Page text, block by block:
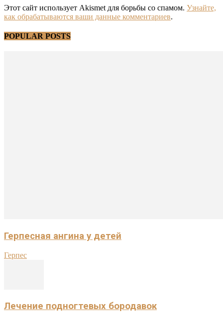
Этот сайт использует Akismet для борьбы со спамом. Узнайте,
как обрабатываются ваши данные комментариев.
POPULAR POSTS
Герпесная ангина у детей
Герпес
Лечение подногтевых бородавок